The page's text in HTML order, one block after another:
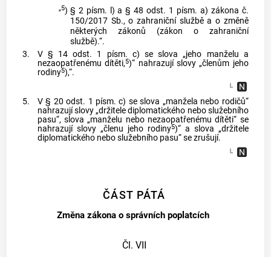
„5) § 2 písm. l) a § 48 odst. 1 písm. a) zákona č.
150/2017 Sb., o zahraniční službě a o změně
některých zákonů (zákon o zahraniční
službě).“.
3.
V § 14 odst. 1 písm. c) se slova „jeho manželu a
nezaopatřenému dítěti,5)“ nahrazují slovy „členům jeho
rodiny5),“.
5.
V § 20 odst. 1 písm. c) se slova „manžela nebo rodičů“
nahrazují slovy „držitele diplomatického nebo služebního
pasu“, slova „manželu nebo nezaopatřenému dítěti“ se
nahrazují slovy „členu jeho rodiny5)“ a slova „držitele
diplomatického nebo služebního pasu“ se zrušují.
ČÁST PÁTÁ
Změna zákona o správních poplatcích
Čl. VII